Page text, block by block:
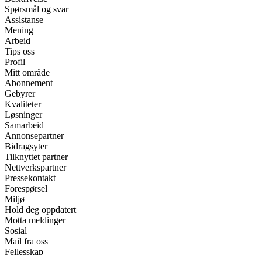
Spørsmål og svar
Assistanse
Mening
Arbeid
Tips oss
Profil
Mitt område
Abonnement
Gebyrer
Kvaliteter
Løsninger
Samarbeid
Annonsepartner
Bidragsyter
Tilknyttet partner
Nettverkspartner
Pressekontakt
Forespørsel
Miljø
Hold deg oppdatert
Motta meldinger
Sosial
Mail fra oss
Fellesskap